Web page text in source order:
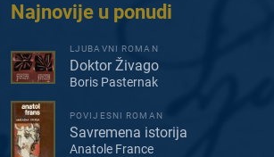
Najnovije u ponudi
LJUBAVNI ROMAN
Doktor Živago
Boris Pasternak
POVIJESNI ROMAN
Savremena istorija
Anatole France